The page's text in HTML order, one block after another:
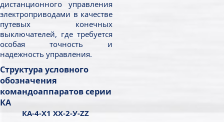
дистанционного управления
электроприводами в качестве
путевых конечных
выключателей, где требуется
особая точность и
надежность управления.
Структура условного
обозначения
командоаппаратов серии
КА
КА-4-Х1 ХХ-2-У-ZZ